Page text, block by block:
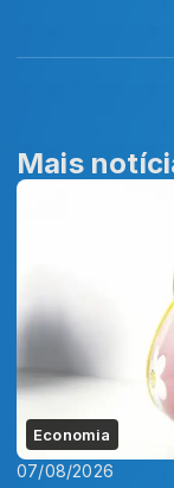
Mais
Economia
07/08/2026